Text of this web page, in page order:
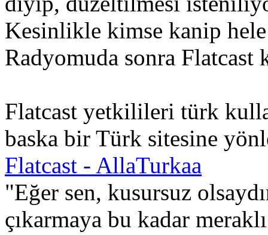
Kesinlikle kimse kanip
Radyomuda sonra Flatcast
Flatcast yetkilileri türk
baska bir Türk sitesine
Flatcast - AllaTurkaa
"Eğer sen, kusursuz
çıkarmaya bu kadar